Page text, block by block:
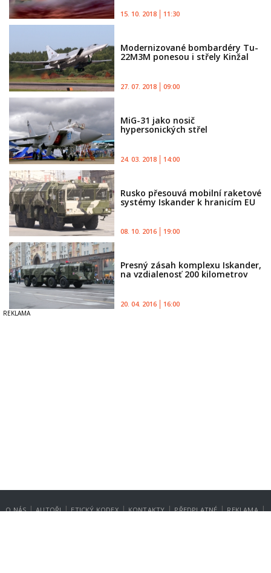
15. 10. 2018 11:30
Modernizované bombardéry Tu-
22M3M ponesou i střely Kinžal
27. 07. 2018 09:00
MiG-31 jako nosič
hypersonických střel
24. 03. 2018 14:00
Rusko přesouvá mobilní raketové
systémy Iskander k hranicím EU
08. 10. 2016 19:00
Presný zásah komplexu Iskander,
na vzdialenosť 200 kilometrov
20. 04. 2016 16:00
O NÁS | AUTOŘI | ETICKÝ KODEX | KONTAKTY | PŘEDPLATNÉ | REKLAMA |